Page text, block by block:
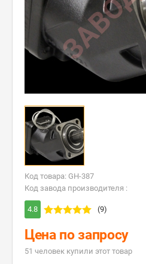
Код товара: GH-387
Код завода производителя :
4.8 (9)
Цена по запросу
51 человек купили этот товар